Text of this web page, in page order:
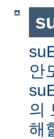
안
의
해